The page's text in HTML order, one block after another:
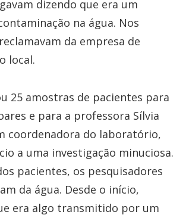
dizendo que era um
na água. Nos
da empresa de
local.
25 amostras de pacientes para
e para a professora Sílvia
coordenadora do laboratório,
a uma investigação minuciosa.
pacientes, os pesquisadores
da água. Desde o início,
era algo transmitido por um